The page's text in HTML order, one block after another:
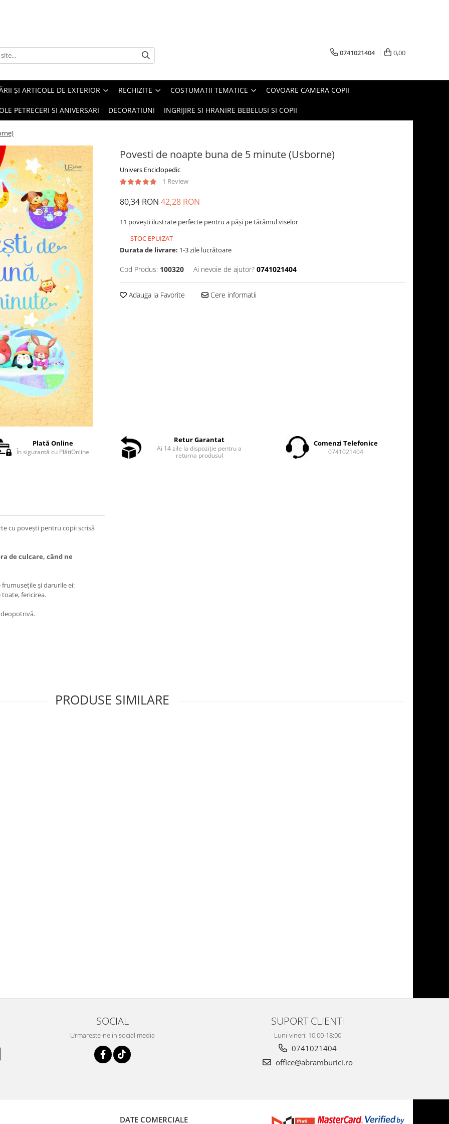
0741021404 0,00
ȘI ARTICOLE DE EXTERIOR RECHIZITE COSTUMATII TEMATICE COVOARE CAMERA COPII
PETRECERI SI ANIVERSARI DECORATIUNI INGRIJIRE SI HRANIRE BEBELUSI SI COPII
Povesti de noapte buna de 5 minute (Usborne)
Univers Enciclopedic
1 Review
80,34 RON42,28 RON
11 povești ilustrate perfecte pentru a păși pe tărâmul viselor
STOC EPUIZAT
Durata de livrare: 1-3 zile lucrătoare
Cod Produs: 100320 Ai nevoie de ajutor? 0741021404
Adauga la Favorite Cere informatii
Plată Online
În sigurantă cu PlățiOnline
Retur Garantat
Ai 14 zile la dispoziție pentru a
returna produsul
Comenzi Telefonice
0741021404
cu povești pentru copii scrisă
de culcare, când ne
şi darurile ei:
fericirea.
PRODUSE SIMILARE
SOCIAL
Urmareste-ne in social media
SUPORT CLIENTI
Luni-vineri: 10:00-18:00
0741021404
office@abramburici.ro
DATE COMERCIALE